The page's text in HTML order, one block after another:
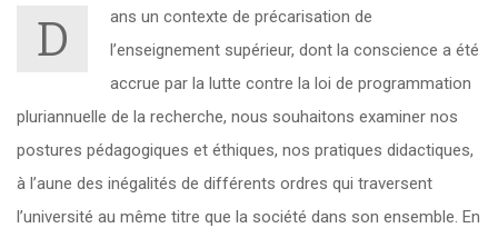
D
ans un contexte de précarisation de
l’enseignement supérieur, dont la conscience a été
accrue par la lutte contre la loi de programmation
pluriannuelle de la recherche, nous souhaitons examiner nos
postures pédagogiques et éthiques, nos pratiques didactiques,
à l’aune des inégalités de différents ordres qui traversent
l’université au même titre que la société dans son ensemble. En